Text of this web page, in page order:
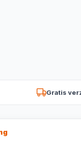
Gratis